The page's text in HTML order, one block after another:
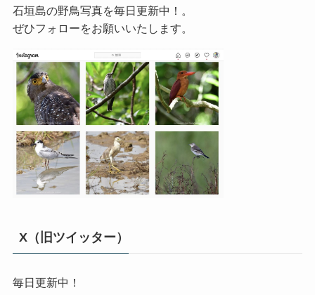
石垣島の野鳥写真を毎日更新中！。
ぜひフォローをお願いいたします。
X（旧ツイッター）
毎日更新中！